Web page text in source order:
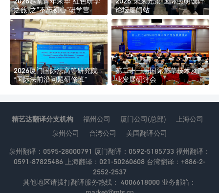
之旅”之”不忘初心”研学营
论坛厦门站
2026厦门国际法高等研究院
“国际法前沿问题研修班”
第二十一届国际菌草技术及产
业发展研讨会
精艺达翻译分支机构 福州公司 厦门公司(总部)
上海公司
泉州公司
台湾公司 美国翻译公司
泉州翻译：0595-28000791 厦门翻译：0592-5185733 福州翻译：
0591-87825486 上海翻译：021-50260608 台湾翻译：+886-2-
2552-2537
其他地区请拨打翻译服务热线： 4006618000 业务邮箱：